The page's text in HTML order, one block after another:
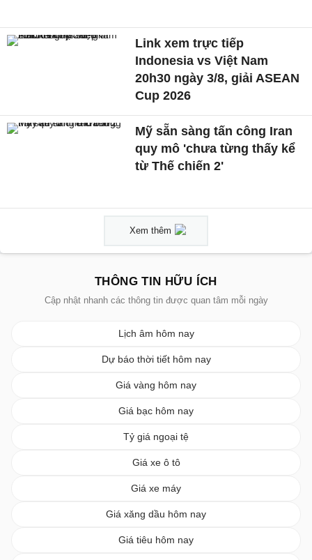
Link xem trực tiếp
Indonesia vs Việt Nam
20h30 ngày 3/8, giải ASEAN
Cup 2026
Mỹ sẵn sàng tấn công Iran
quy mô 'chưa từng thấy kể
từ Thế chiến 2'
Xem thêm
THÔNG TIN HỮU ÍCH
Cập nhật nhanh các thông tin được quan tâm mỗi ngày
Lịch âm hôm nay
Dự báo thời tiết hôm nay
Giá vàng hôm nay
Giá bạc hôm nay
Tỷ giá ngoại tệ
Giá xe ô tô
Giá xe máy
Giá xăng dầu hôm nay
Giá tiêu hôm nay